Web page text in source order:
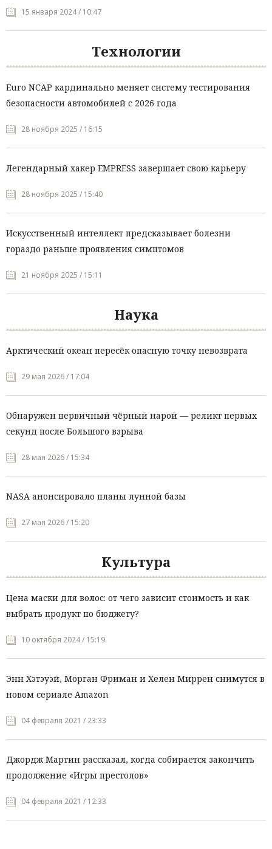
15 января 2024 / 10:47
Технологии
Euro NCAP кардинально меняет систему тестирования
безопасности автомобилей с 2026 года
28 ноября 2025 / 16:15
Легендарный хакер EMPRESS завершает свою карьеру
28 ноября 2025 / 15:40
Искусственный интеллект предсказывает болезни
гораздо раньше проявления симптомов
21 ноября 2025 / 15:11
Наука
Арктический океан пересёк опасную точку невозврата
29 мая 2026 / 17:04
Обнаружен первичный чёрный нарой — реликт первых
секунд после Большого взрыва
28 мая 2026 / 15:34
NASA анонсировало планы лунной базы
27 мая 2026 / 15:20
Культура
Цена маски для волос: от чего зависит стоимость и как
выбрать продукт по бюджету?
10 октября 2024 / 15:19
Энн Хэтэуэй, Морган Фриман и Хелен Миррен снимутся в
новом сериале Amazon
04 февраля 2021 / 23:33
Джордж Мартин рассказал, когда собирается закончить
продолжение «Игры престолов»
04 февраля 2021 / 12:33